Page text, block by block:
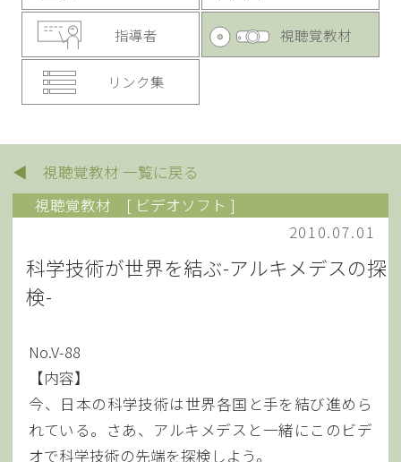
指導者 視聴覚教材
リンク集
◀ 視聴覚教材 一覧に戻る
視聴覚教材
[ ビデオソフト ]
2010.07.01
科学技術が世界を結ぶ-アルキメデスの探
検-
No.V-88
【内容】
今、日本の科学技術は世界各国と手を結び進めら
れている。さあ、アルキメデスと一緒にこのビデ
オで科学技術の先端を探検しよう。